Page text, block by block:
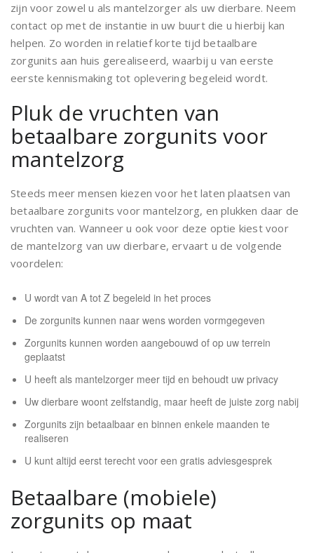
zijn voor zowel u als mantelzorger als uw dierbare. Neem
contact op met de instantie in uw buurt die u hierbij kan
helpen. Zo worden in relatief korte tijd betaalbare
zorgunits aan huis gerealiseerd, waarbij u van eerste
eerste kennismaking tot oplevering begeleid wordt.
Pluk de vruchten van
betaalbare zorgunits voor
mantelzorg
Steeds meer mensen kiezen voor het laten plaatsen van
betaalbare zorgunits voor mantelzorg, en plukken daar de
vruchten van. Wanneer u ook voor deze optie kiest voor
de mantelzorg van uw dierbare, ervaart u de volgende
voordelen:
U wordt van A tot Z begeleid in het proces
De zorgunits kunnen naar wens worden vormgegeven
Zorgunits kunnen worden aangebouwd of op uw terrein
geplaatst
U heeft als mantelzorger meer tijd en behoudt uw privacy
Uw dierbare woont zelfstandig, maar heeft de juiste zorg nabij
Zorgunits zijn betaalbaar en binnen enkele maanden te
realiseren
U kunt altijd eerst terecht voor een gratis adviesgesprek
Betaalbare (mobiele)
zorgunits op maat